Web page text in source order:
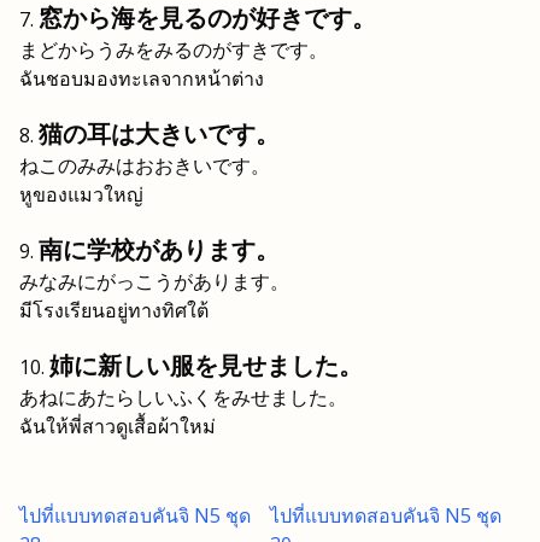
窓から海を見るのが好きです。
まどからうみをみるのがすきです。
ฉันชอบมองทะเลจากหน้าต่าง
猫の耳は大きいです。
ねこのみみはおおきいです。
หูของแมวใหญ่
南に学校があります。
みなみにがっこうがあります。
มีโรงเรียนอยู่ทางทิศใต้
姉に新しい服を見せました。
あねにあたらしいふくをみせました。
ฉันให้พี่สาวดูเสื้อผ้าใหม่
ไปที่แบบทดสอบคันจิ N5 ชุด
ไปที่แบบทดสอบคันจิ N5 ชุด